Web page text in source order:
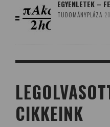
EGYENLETEK –
TUDOMÁNYPLÁZA
CIKKEINK